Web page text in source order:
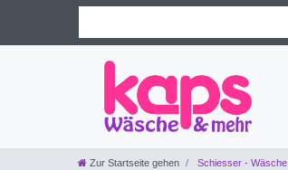
Zur Startseite gehen Schiesser - Wäsche